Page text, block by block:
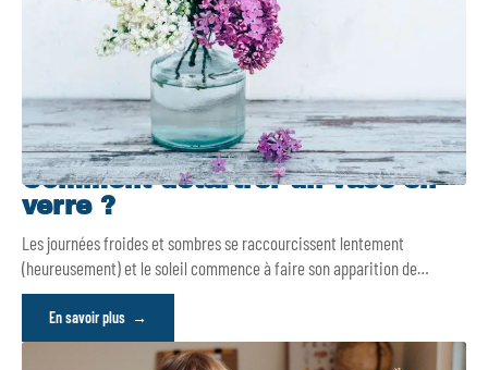
Comment détartrer un vase en
verre ?
Les journées froides et sombres se raccourcissent lentement
(heureusement) et le soleil commence à faire son apparition de…
En savoir plus